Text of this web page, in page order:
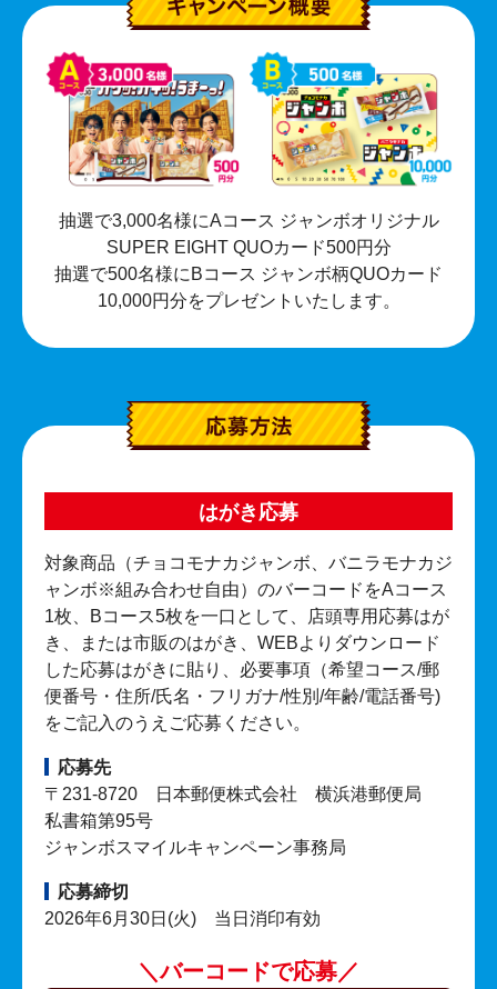
抽選で3,000名様にAコース ジャンボオリジナル
SUPER EIGHT QUOカード500円分
抽選で500名様にBコース ジャンボ柄QUOカード
10,000円分をプレゼントいたします。
はがき応募
対象商品（チョコモナカジャンボ、バニラモナカジ
ャンボ※組み合わせ自由）のバーコードをAコース
1枚、Bコース5枚を一口として、店頭専用応募はが
き、または市販のはがき、WEBよりダウンロード
した応募はがきに貼り、必要事項（希望コース/郵
便番号・住所/氏名・フリガナ/性別/年齢/電話番号)
をご記入のうえご応募ください。
応募先
〒231-8720 日本郵便株式会社 横浜港郵便局
私書箱第95号
ジャンボスマイルキャンペーン事務局
応募締切
2026年6月30日(火) 当日消印有効
＼バーコードで応募／